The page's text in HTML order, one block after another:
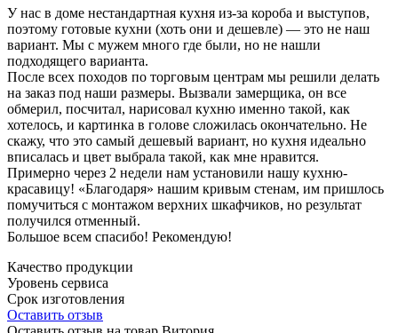
У нас в доме нестандартная кухня из-за короба и выступов,
поэтому готовые кухни (хоть они и дешевле) — это не наш
вариант. Мы с мужем много где были, но не нашли
подходящего варианта.
После всех походов по торговым центрам мы решили делать
на заказ под наши размеры. Вызвали замерщика, он все
обмерил, посчитал, нарисовал кухню именно такой, как
хотелось, и картинка в голове сложилась окончательно. Не
скажу, что это самый дешевый вариант, но кухня идеально
вписалась и цвет выбрала такой, как мне нравится.
Примерно через 2 недели нам установили нашу кухню-
красавицу! «Благодаря» нашим кривым стенам, им пришлось
помучиться с монтажом верхних шкафчиков, но результат
получился отменный.
Большое всем спасибо! Рекомендую!
Качество продукции
Уровень сервиса
Срок изготовления
Оставить отзыв